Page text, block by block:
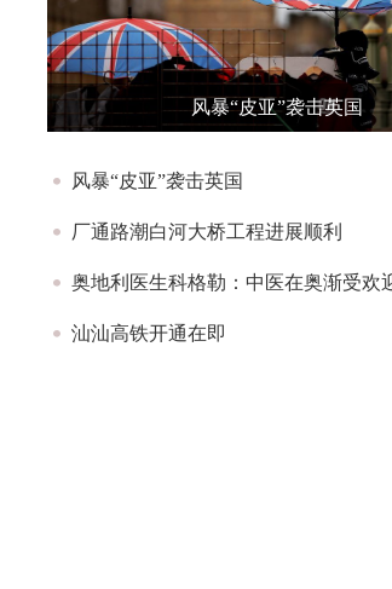
风暴“皮亚”袭击英国
风暴“皮亚”袭击英国
厂通路潮白河大桥工程进展顺利
奥地利医生科格勒：中医在奥渐受欢
汕汕高铁开通在即